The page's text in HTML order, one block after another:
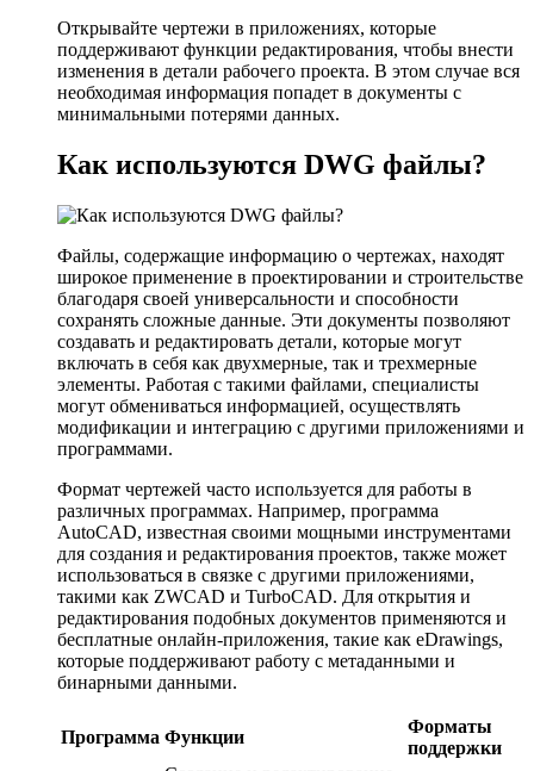
Открывайте чертежи в приложениях, которые
поддерживают функции редактирования, чтобы внести
изменения в детали рабочего проекта. В этом случае вся
необходимая информация попадет в документы с
минимальными потерями данных.
Как используются DWG файлы?
Файлы, содержащие информацию о чертежах, находят
широкое применение в проектировании и строительстве
благодаря своей универсальности и способности
сохранять сложные данные. Эти документы позволяют
создавать и редактировать детали, которые могут
включать в себя как двухмерные, так и трехмерные
элементы. Работая с такими файлами, специалисты
могут обмениваться информацией, осуществлять
модификации и интеграцию с другими приложениями и
программами.
Формат чертежей часто используется для работы в
различных программах. Например, программа
AutoCAD, известная своими мощными инструментами
для создания и редактирования проектов, также может
использоваться в связке с другими приложениями,
такими как ZWCAD и TurboCAD. Для открытия и
редактирования подобных документов применяются и
бесплатные онлайн-приложения, такие как eDrawings,
которые поддерживают работу с метаданными и
бинарными данными.
Программа Функции
Форматы
поддержки